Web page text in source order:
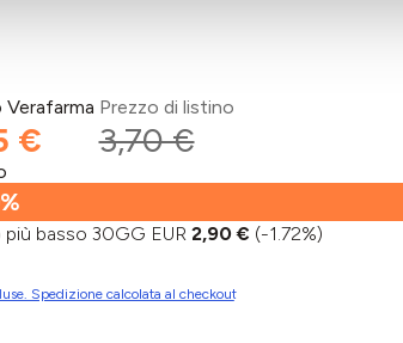
Verafarma
€
Prezzo di listino
3,70 €
più basso 30GG EUR 2,90 € (-1.72%)
Spedizione calcolata al checkout